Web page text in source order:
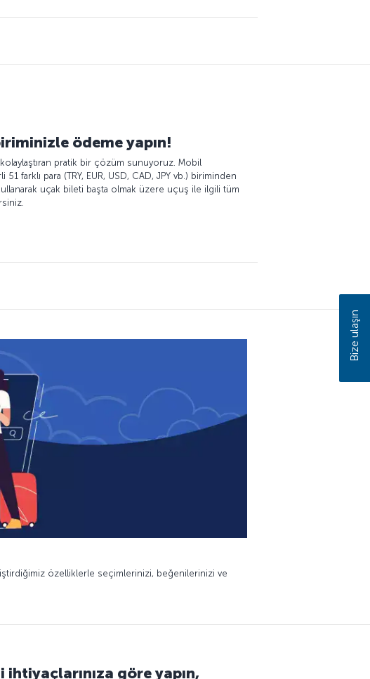
ödeme yapın!
pratik bir çözüm sunuyoruz. Mobil
51 farklı para (TRY, EUR, USD, CAD, JPY vb.) biriminden
uçak bileti başta olmak üzere uçuş ile ilgili tüm
özelliklerle seçimlerinizi, beğenilerinizi ve
göre yapın,
Bize ulaşın